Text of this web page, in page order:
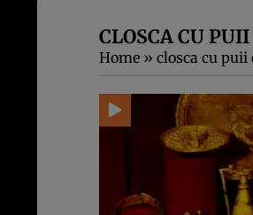
CLOSCA CU
Home » closca cu puii